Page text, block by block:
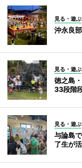
見る・遊ぶ
沖永良
見る・遊ぶ
徳之島
33段階
見る・遊ぶ
与論島
了生が